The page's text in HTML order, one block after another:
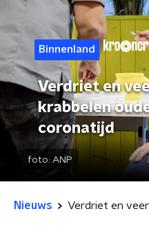
Binnenland
Verdriet en
krabbelen
coronatijd
foto: ANP
Nieuws